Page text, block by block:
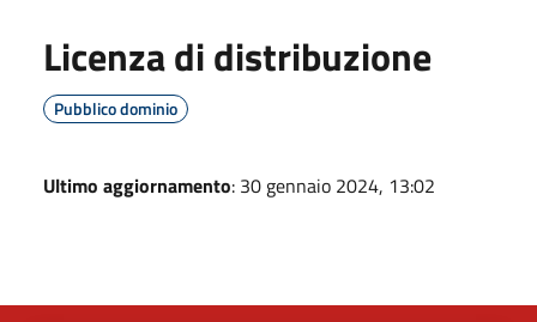
Licenza di distribuzione
Pubblico dominio
Ultimo aggiornamento: 30 gennaio 2024, 13:02